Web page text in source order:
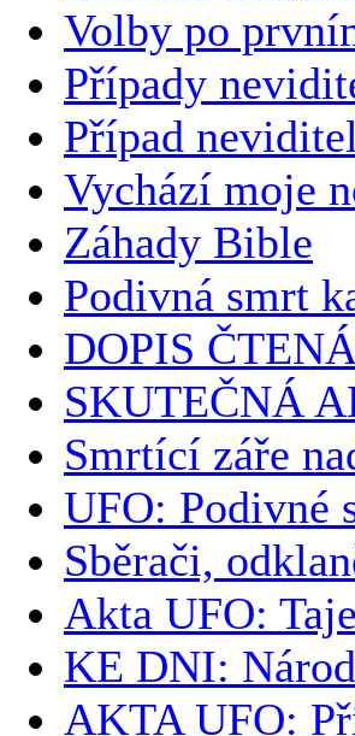
Volby po
Případy
Případ
Vychází moje
Záhady Bible
Podivná smrt
DOPIS
SKUTEČNÁ
Smrtící záře
UFO: Podivné
Sběrači,
Akta UFO:
KE DNI:
AKTA UFO: